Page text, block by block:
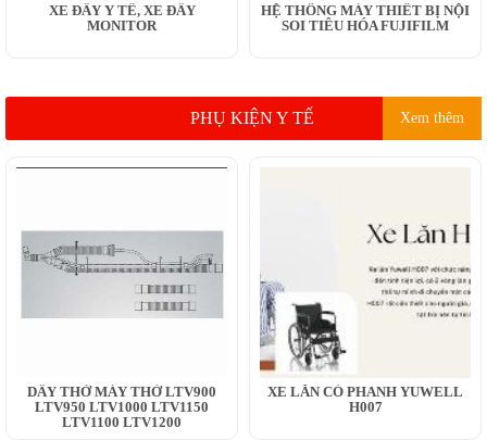
XE ĐẨY Y TẾ, XE ĐẨY
MONITOR
HỆ THỐNG MÁY THIẾT BỊ NỘI
SOI TIÊU HÓA FUJIFILM
PHỤ KIỆN Y TẾ Xem thêm
DÂY THỞ MÁY THỞ LTV900
LTV950 LTV1000 LTV1150
LTV1100 LTV1200
XE LĂN CÓ PHANH YUWELL
H007